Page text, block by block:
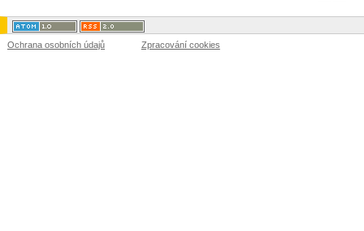
Ochrana osobních údajů Zpracování cookies